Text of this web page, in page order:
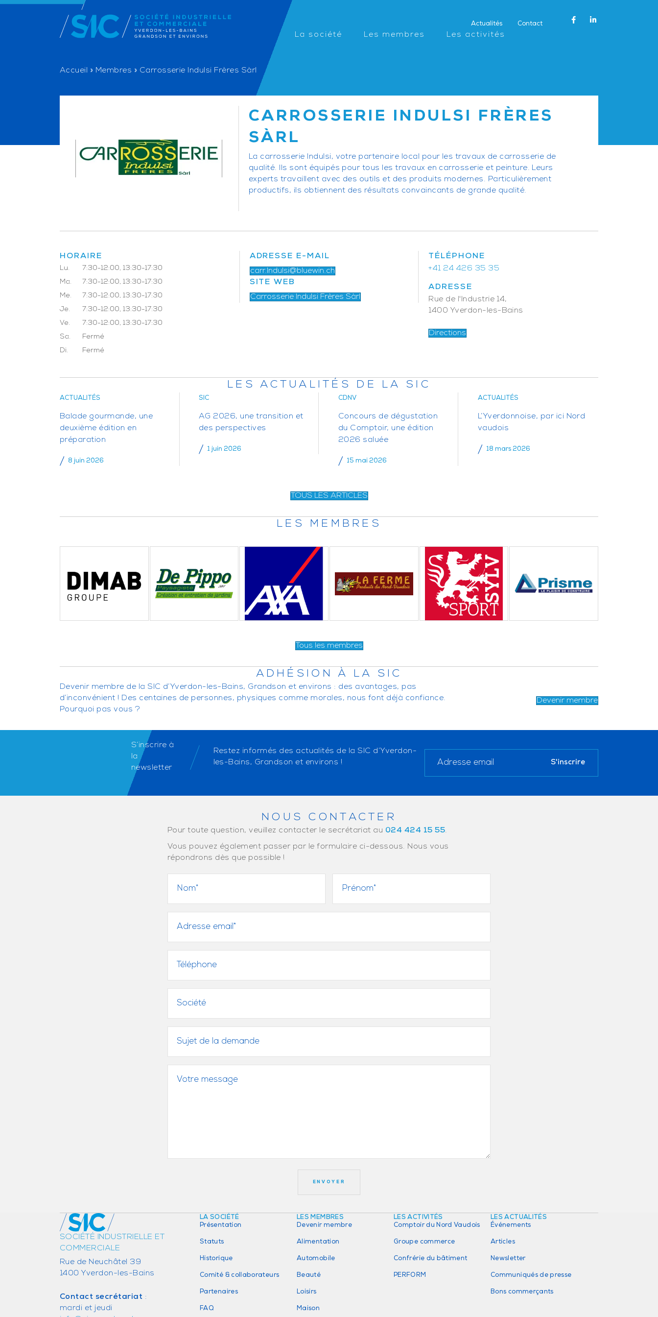
Actualités Contact
La société Les membres Les activités
Accueil » Membres » Carrosserie Indulsi Frères Sàrl
CARROSSERIE INDULSI FRÈRES
SÀRL
La carrosserie Indulsi, votre partenaire local pour les travaux de carrosserie de
qualité. Ils sont équipés pour tous les travaux en carrosserie et peinture. Leurs
experts travaillent avec des outils et des produits modernes. Particulièrement
productifs, ils obtiennent des résultats convaincants de grande qualité.
HORAIRE
Lu.
7:30-12:00, 13:30-17:30
Ma.
7:30-12:00, 13:30-17:30
Me.
7:30-12:00, 13:30-17:30
Je.
7:30-12:00, 13:30-17:30
Ve.
7:30-12:00, 13:30-17:30
Sa.
Fermé
Di.
Fermé
ADRESSE E-MAIL
carr.Indulsi@bluewin.ch
SITE WEB
Carrosserie Indulsi Frères Sàrl
TÉLÉPHONE
+41 24 426 35 35
ADRESSE
Rue de l'Industrie 14,
1400 Yverdon-les-Bains
Directions
LES ACTUALITÉS DE LA SIC
ACTUALITÉS
Balade gourmande, une
deuxième édition en
préparation
8 juin 2026
SIC
AG 2026, une transition et
des perspectives
1 juin 2026
CDNV
Concours de dégustation
du Comptoir, une édition
2026 saluée
15 mai 2026
ACTUALITÉS
L’Yverdonnoise, par ici Nord
vaudois
18 mars 2026
TOUS LES ARTICLES
LES MEMBRES
Tous les membres
ADHÉSION À LA SIC
Devenir membre de la SIC d’Yverdon-les-Bains, Grandson et environs : des avantages, pas
d’inconvénient ! Des centaines de personnes, physiques comme morales, nous font déjà confiance.
Pourquoi pas vous ?
Devenir membre
S’inscrire à
la
newsletter
Restez informés des actualités de la SIC d’Yverdon-
les-Bains, Grandson et environs !
NOUS CONTACTER
Pour toute question, veuillez contacter le secrétariat au 024 424 15 55.
Vous pouvez également passer par le formulaire ci-dessous. Nous vous
répondrons dès que possible !
SOCIÉTÉ INDUSTRIELLE ET
COMMERCIALE
Rue de Neuchâtel 39
1400 Yverdon-les-Bains
Contact secrétariat :
mardi et jeudi
LA SOCIÉTÉ
Présentation
Statuts
Historique
Comité & collaborateurs
Partenaires
FAQ
LES MEMBRES
Devenir membre
Alimentation
Automobile
Beauté
Loisirs
Maison
LES ACTIVITÉS
Comptoir du Nord Vaudois
Groupe commerce
Confrérie du bâtiment
PERFORM
LES ACTUALITÉS
Événements
Articles
Newsletter
Communiqués de presse
Bons commerçants